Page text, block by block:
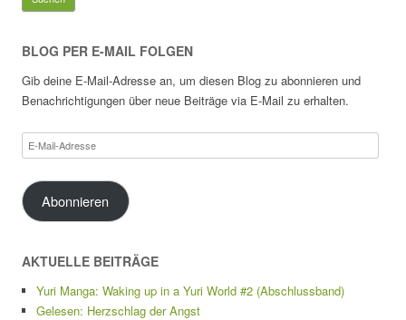
BLOG PER E-MAIL FOLGEN
Gib deine E-Mail-Adresse an, um diesen Blog zu abonnieren und
Benachrichtigungen über neue Beiträge via E-Mail zu erhalten.
E-
Mail-
Adresse
Abonnieren
AKTUELLE BEITRÄGE
Yuri Manga: Waking up in a Yuri World #2 (Abschlussband)
Gelesen: Herzschlag der Angst